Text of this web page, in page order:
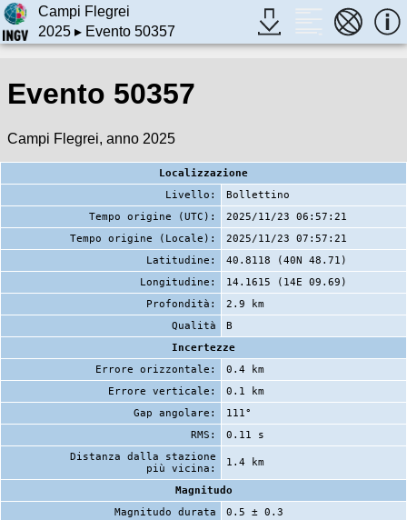
Campi Flegrei
2025▸ Evento 50357
Evento 50357
Campi Flegrei, anno 2025
Localizzazione
Livello:
Bollettino
Tempo origine (UTC):
2025/11/23 06:57:21
Tempo origine (Locale):
2025/11/23 07:57:21
Latitudine:
40.8118 (40N 48.71)
Longitudine:
14.1615 (14E 09.69)
Profondità:
2.9 km
Qualità
B
Incertezze
Errore orizzontale:
0.4 km
Errore verticale:
0.1 km
Gap angolare:
111°
RMS:
0.11 s
Distanza dalla stazione
più vicina:
1.4 km
Magnitudo
Magnitudo durata
0.5 ± 0.3